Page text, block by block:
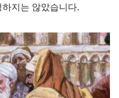
지는 않았습니다.